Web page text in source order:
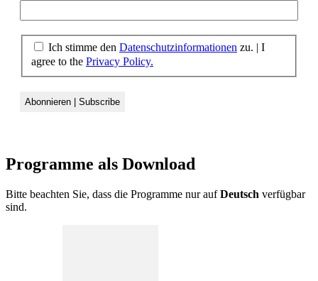
Ich stimme den Datenschutzinformationen zu. | I
agree to the Privacy Policy.
Programme als Download
Bitte beachten Sie, dass die Programme nur aufDeutsch verfügbar
sind.